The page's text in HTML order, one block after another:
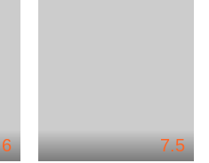
7.5